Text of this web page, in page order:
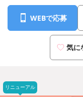
WEBで応募
気に
リニューアル